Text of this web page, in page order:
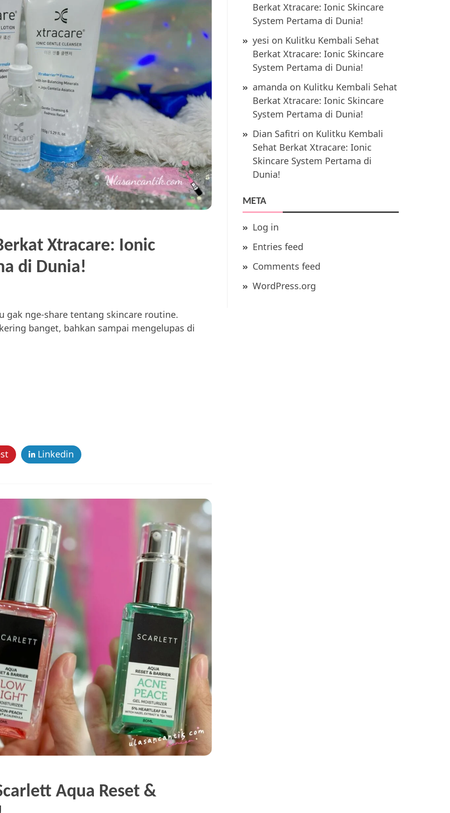
Xtracare: Ionic
di Dunia!
gak nge-share tentang skincare routine.
banget, bahkan sampai mengelupas di
Linkedin
Aqua Reset &
Berkat Xtracare: Ionic Skincare
System Pertama di Dunia!
yesi on Kulitku Kembali Sehat
Berkat Xtracare: Ionic Skincare
System Pertama di Dunia!
amanda on Kulitku Kembali Sehat
Berkat Xtracare: Ionic Skincare
System Pertama di Dunia!
Dian Safitri on Kulitku Kembali
Sehat Berkat Xtracare: Ionic
Skincare System Pertama di
Dunia!
META
Log in
Entries feed
Comments feed
WordPress.org